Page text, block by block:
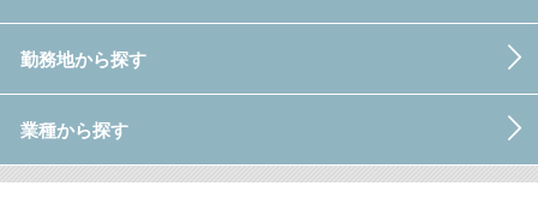
勤務地から探す
業種から探す